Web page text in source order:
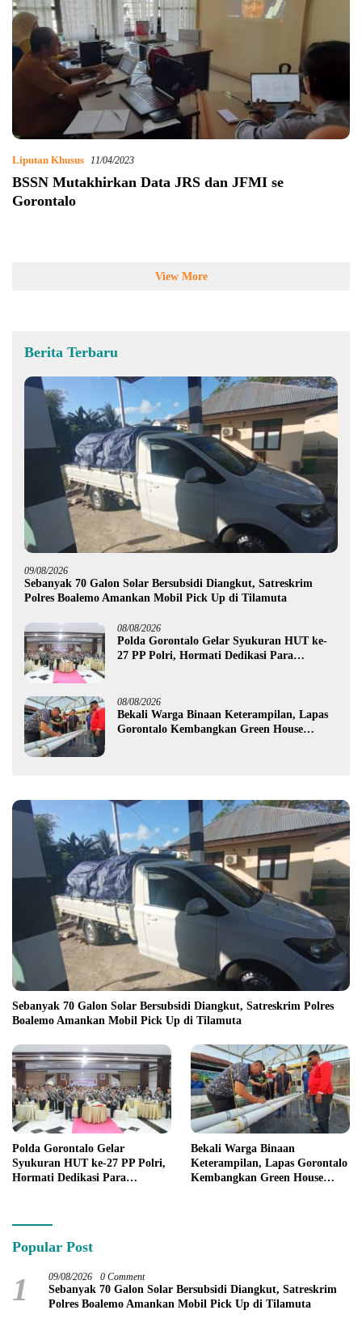
Liputan Khusus 11/04/2023
BSSN Mutakhirkan Data JRS dan JFMI se
Gorontalo
View More
Berita Terbaru
09/08/2026
Sebanyak 70 Galon Solar Bersubsidi Diangkut, Satreskrim
Polres Boalemo Amankan Mobil Pick Up di Tilamuta
08/08/2026
Polda Gorontalo Gelar Syukuran HUT ke-
27 PP Polri, Hormati Dedikasi Para
08/08/2026
Bekali Warga Binaan Keterampilan, Lapas
Gorontalo Kembangkan Green House
Sebanyak 70 Galon Solar Bersubsidi Diangkut, Satreskrim Polres
Boalemo Amankan Mobil Pick Up di Tilamuta
Polda Gorontalo Gelar
Syukuran HUT ke-27 PP Polri,
Hormati Dedikasi Para
Bekali Warga Binaan
Keterampilan, Lapas Gorontalo
Kembangkan Green House
Popular Post
1 09/08/2026 0 Comment
Sebanyak 70 Galon Solar Bersubsidi Diangkut, Satreskrim
Polres Boalemo Amankan Mobil Pick Up di Tilamuta